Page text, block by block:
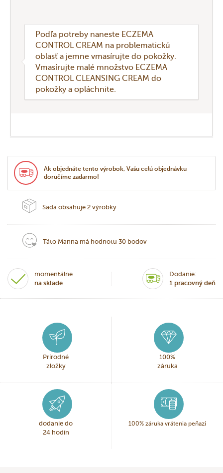
Podľa potreby naneste ECZEMA
CONTROL CREAM na problematickú
oblasť a jemne vmasírujte do pokožky.
Vmasírujte malé množstvo ECZEMA
CONTROL CLEANSING CREAM do
pokožky a opláchnite.
Ak objednáte tento výrobok, Vašu celú objednávku
doručíme zadarmo!
Sada obsahuje 2 výrobky
Táto Manna má hodnotu 30 bodov
momentálne
na sklade
Dodanie:
1 pracovný deň
Prírodné
zložky
100%
záruka
dodanie do
24 hodín
100% záruka vrátenia peňazí